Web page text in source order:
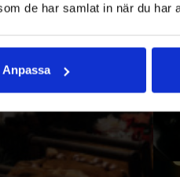
de har samlat in när du har
Anpassa